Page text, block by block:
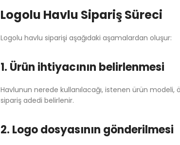
Logolu Havlu Sipariş Süreci
Logolu havlu siparişi aşağıdaki aşamalardan oluşur:
1. Ürün ihtiyacının belirlenmesi
Havlunun nerede kullanılacağı, istenen ürün modeli,
sipariş adedi belirlenir.
2. Logo dosyasının gönderilmesi